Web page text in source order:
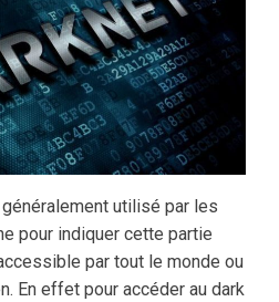
utilisé par les
pour indiquer cette partie
par tout le monde ou
En effet pour accéder au dark